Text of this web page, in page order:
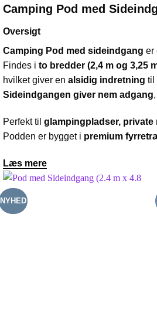
Camping Pod med
Oversigt
Camping Pod med sideindgang er
Findes i to bredder (2,4 m og 3,25
hvilket giver en alsidig indretning til
Sideindgangen giver nem adgang
Perfekt til glampingpladser,
Podden er bygget i premium
Læs mere
NYHED